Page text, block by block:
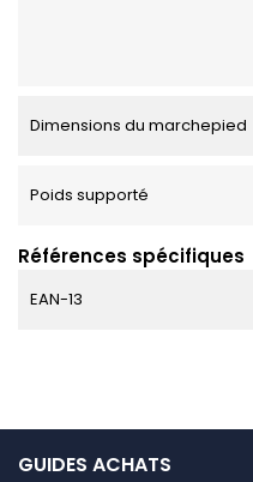
Dimensions du marchepied
Poids supporté
Références spécifiques
EAN-13
GUIDES ACHATS